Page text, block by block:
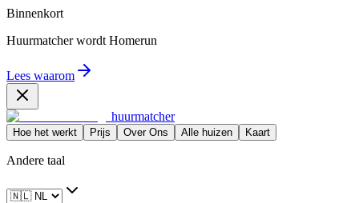
Binnenkort
Huurmatcher wordt Homerun
Lees waarom
huurmatcher
Hoe het werkt Prijs Over Ons Alle huizen Kaart
Andere taal